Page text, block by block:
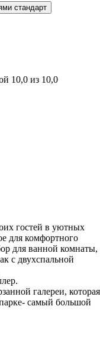
стандарт
10,0 из 10,0
гостей в уютных
для комфортного
для ванной комнаты,
с двухспальной
галереи, которая
самый большой